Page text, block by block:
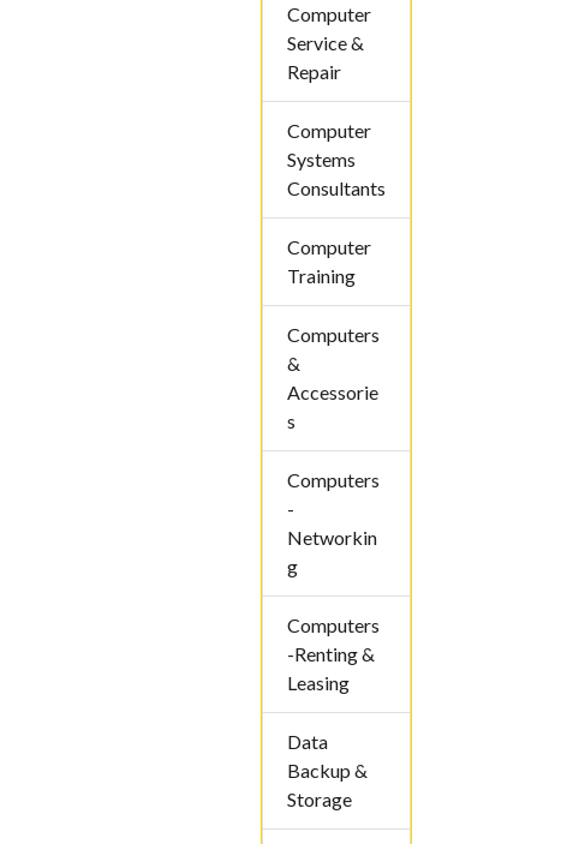
Computer
Service &
Repair
Computer
Systems
Consultants
Computer
Training
Computers
&
Accessorie
s
Computers
-
Networkin
g
Computers
-Renting &
Leasing
Data
Backup &
Storage